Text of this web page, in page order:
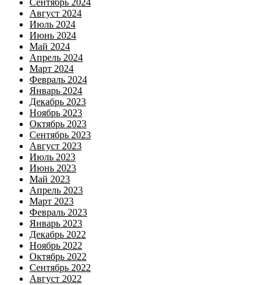
Сентябрь 2024
Август 2024
Июль 2024
Июнь 2024
Май 2024
Апрель 2024
Март 2024
Февраль 2024
Январь 2024
Декабрь 2023
Ноябрь 2023
Октябрь 2023
Сентябрь 2023
Август 2023
Июль 2023
Июнь 2023
Май 2023
Апрель 2023
Март 2023
Февраль 2023
Январь 2023
Декабрь 2022
Ноябрь 2022
Октябрь 2022
Сентябрь 2022
Август 2022